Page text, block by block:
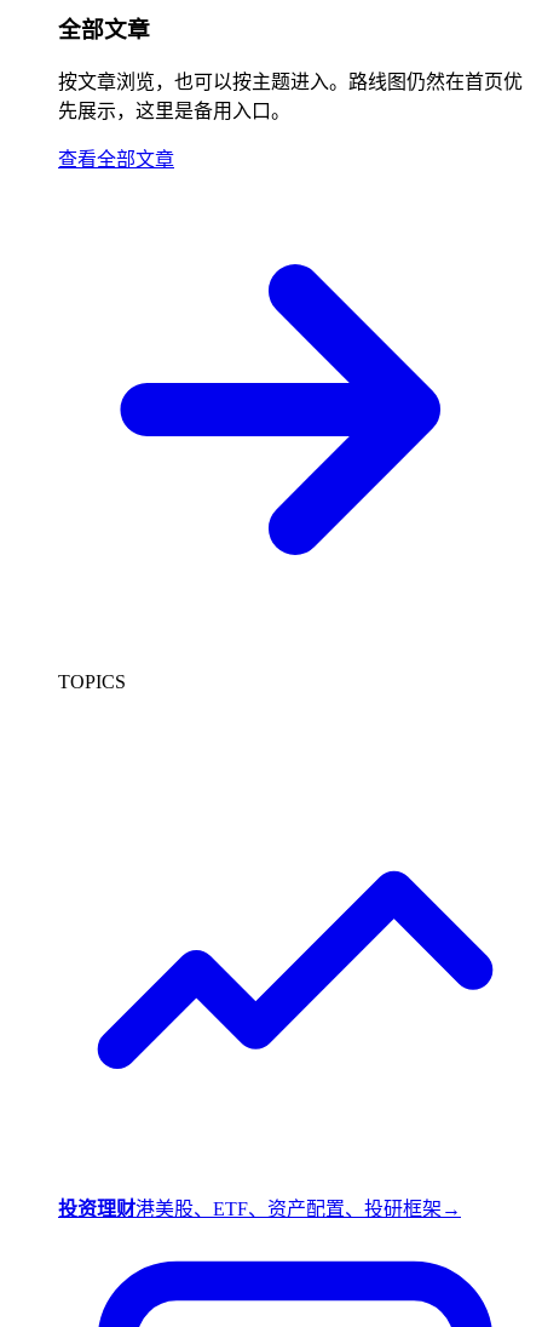
全部文章
按文章浏览，也可以按主题进入。路线图仍然在首页优
先展示，这里是备用入口。
查看全部文章
TOPICS
投资理财港美股、ETF、资产配置、投研框架 →